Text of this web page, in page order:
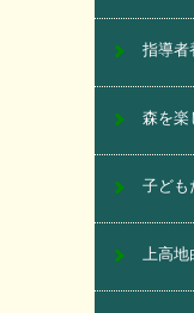
指導者
森を楽
子ども
上高地